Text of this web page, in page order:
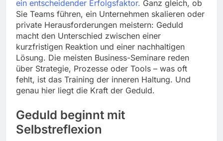
ein entscheidender Erfolgsfaktor. Ganz gleich, ob
Sie Teams führen, ein Unternehmen skalieren oder
private Herausforderungen meistern: Geduld
macht den Unterschied zwischen einer
kurzfristigen Reaktion und einer nachhaltigen
Lösung. Die meisten Business-Seminare reden
über Strategie, Prozesse oder Tools – was oft
fehlt, ist das Training der inneren Haltung. Und
genau hier liegt die Kraft der Geduld.
Geduld beginnt mit
Selbstreflexion